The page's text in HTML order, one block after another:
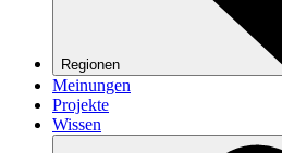
Regionen
Meinungen
Projekte
Wissen